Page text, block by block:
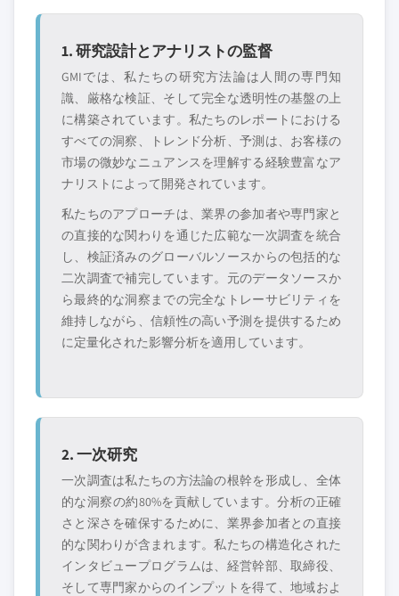
1. 研究設計とアナリストの監督
GMIでは、私たちの研究方法論は人間の専門知
識、厳格な検証、そして完全な透明性の基盤の上
に構築されています。私たちのレポートにおける
すべての洞察、トレンド分析、予測は、お客様の
市場の微妙なニュアンスを理解する経験豊富なア
ナリストによって開発されています。
私たちのアプローチは、業界の参加者や専門家と
の直接的な関わりを通じた広範な一次調査を統合
し、検証済みのグローバルソースからの包括的な
二次調査で補完しています。元のデータソースか
ら最終的な洞察までの完全なトレーサビリティを
維持しながら、信頼性の高い予測を提供するため
に定量化された影響分析を適用しています。
2. 一次研究
一次調査は私たちの方法論の根幹を形成し、全体
的な洞察の約80%を貢献しています。分析の正確
さと深さを確保するために、業界参加者との直接
的な関わりが含まれます。私たちの構造化された
インタビュープログラムは、経営幹部、取締役、
そして専門家からのインプットを得て、地域およ